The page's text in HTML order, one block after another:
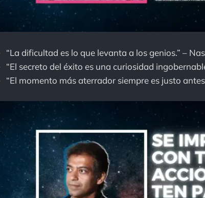
“La dificultad es lo que levanta a los genios.” –
“El secreto del éxito es una curiosidad
“El momento más aterrador siempre es justo